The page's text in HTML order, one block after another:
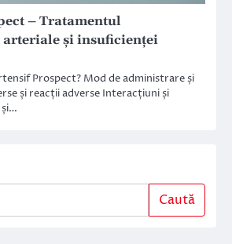
– Tratamentul
și insuficienței
Prospect? Mod de administrare și
și reacții adverse Interacțiuni și
și…
Caută